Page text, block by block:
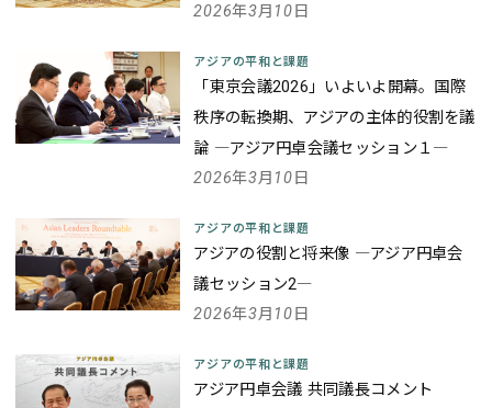
2026年3月10日
アジアの平和と課題
「東京会議2026」いよいよ開幕。国際
秩序の転換期、アジアの主体的役割を議
論 ―アジア円卓会議セッション１―
2026年3月10日
アジアの平和と課題
アジアの役割と将来像 ―アジア円卓会
議セッション2―
2026年3月10日
アジアの平和と課題
アジア円卓会議 共同議長コメント